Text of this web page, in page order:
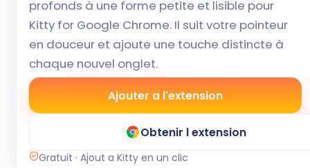
profonds à une forme petite et lisible pour
Kitty for Google Chrome. Il suit votre pointeur
en douceur et ajoute une touche distincte à
chaque nouvel onglet.
Ajouter a l'extension
Obtenir l extension
Gratuit · Ajout a Kitty en un clic